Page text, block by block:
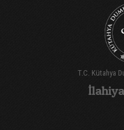
T.C. Kütahya